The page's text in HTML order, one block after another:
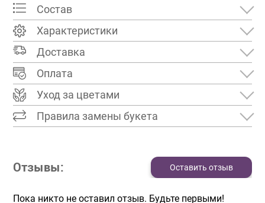
Состав
Характеристики
Доставка
Оплата
Уход за цветами
Правила замены букета
Отзывы: Оставить отзыв
Пока никто не оставил отзыв. Будьте первыми!